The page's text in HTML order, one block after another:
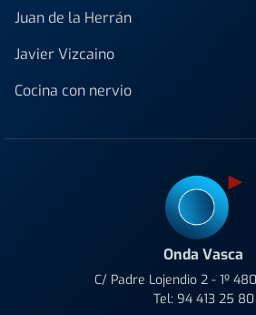
Juan de la Herrán
Javier Vizcaino
Cocina con nervio
Onda Vasca
C/ Padre Lojendio 2 - 1º
Tel: 94 413 25 80